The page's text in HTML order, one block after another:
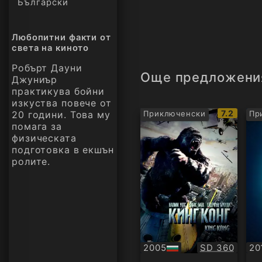
Български
Любопитни факти от
света на киното
Робърт Дауни
Джуниър
практикува бойни
изкуства повече от
20 години. Това му
помага за
физическата
подготовка в екшън
ролите.
Още
Приключенски
IMDb
рейтинг:
7.2
2005
БГ
Качество:
SD 360
БГ